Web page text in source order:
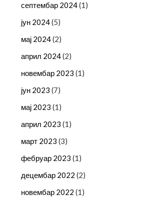
септембар 2024(1)
јун 2024(5)
мај 2024(2)
април 2024(2)
новембар 2023 (1)
јун 2023 (7)
мај 2023 (1)
април 2023 (1)
март 2023 (3)
фебруар 2023 (1)
децембар 2022 (2)
новембар 2022 (1)